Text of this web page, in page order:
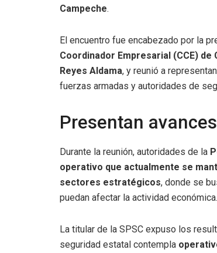
Campeche.
El encuentro fue encabezado por la
Coordinador Empresarial (CCE) de
Reyes Aldama, y reunió a
fuerzas armadas y autoridades de
Presentan avances
Durante la reunión, autoridades de la
operativo que actualmente se
sectores estratégicos, donde se
puedan afectar la actividad económica.
La titular de la SPSC expuso los
seguridad estatal contempla